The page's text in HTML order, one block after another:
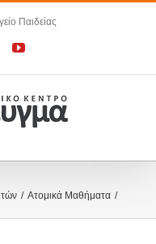
Παιδείας
TiktokYouTube
Ατομικά Μαθήματα